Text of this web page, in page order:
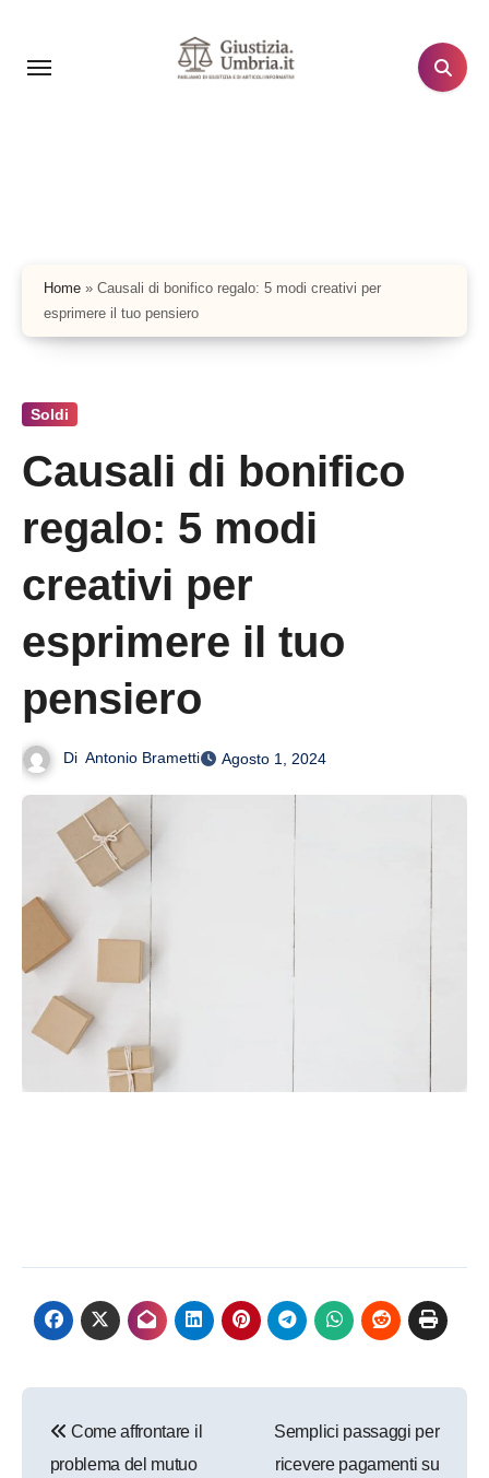
contenuto
Home » Causali di bonifico regalo: 5 modi creativi per
esprimere il tuo pensiero
Soldi
Causali di bonifico
regalo: 5 modi
creativi per
esprimere il tuo
pensiero
Di Antonio Brametti Agosto 1, 2024
articoli
Come affrontare il
problema del mutuo
Semplici passaggi per
ricevere pagamenti su